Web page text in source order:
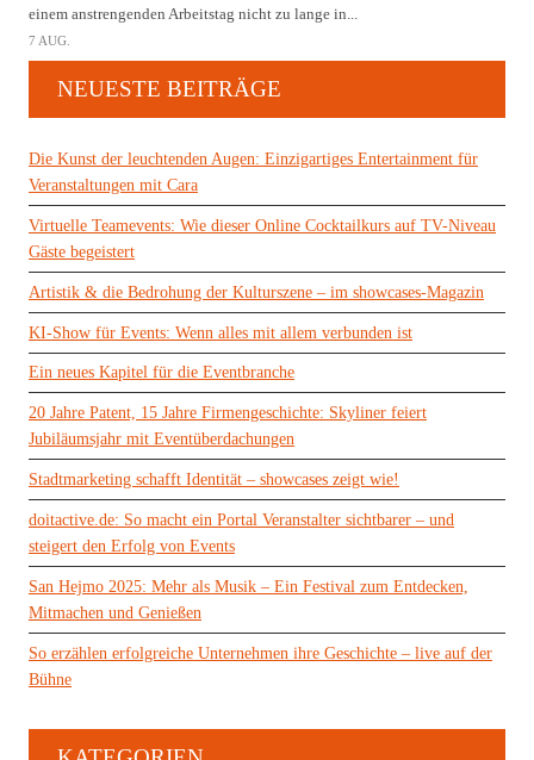
einem anstrengenden Arbeitstag nicht zu lange in...
7 AUG.
NEUESTE BEITRÄGE
Die Kunst der leuchtenden Augen: Einzigartiges Entertainment für
Veranstaltungen mit Cara
Virtuelle Teamevents: Wie dieser Online Cocktailkurs auf TV-Niveau
Gäste begeistert
Artistik & die Bedrohung der Kulturszene – im showcases-Magazin
KI-Show für Events: Wenn alles mit allem verbunden ist
Ein neues Kapitel für die Eventbranche
20 Jahre Patent, 15 Jahre Firmengeschichte: Skyliner feiert
Jubiläumsjahr mit Eventüberdachungen
Stadtmarketing schafft Identität – showcases zeigt wie!
doitactive.de: So macht ein Portal Veranstalter sichtbarer – und
steigert den Erfolg von Events
San Hejmo 2025: Mehr als Musik – Ein Festival zum Entdecken,
Mitmachen und Genießen
So erzählen erfolgreiche Unternehmen ihre Geschichte – live auf der
Bühne